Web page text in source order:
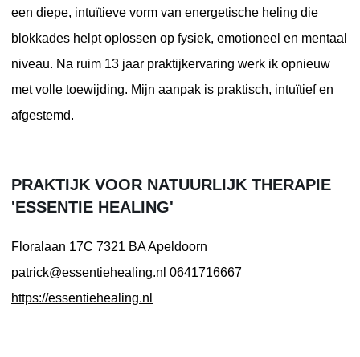
een diepe, intuïtieve vorm van energetische heling die
blokkades helpt oplossen op fysiek, emotioneel en mentaal
niveau. Na ruim 13 jaar praktijkervaring werk ik opnieuw
met volle toewijding. Mijn aanpak is praktisch, intuïtief en
afgestemd.
PRAKTIJK VOOR NATUURLIJK THERAPIE
'ESSENTIE HEALING'
Floralaan 17C 7321 BA Apeldoorn
patrick@essentiehealing.nl 0641716667
https://essentiehealing.nl